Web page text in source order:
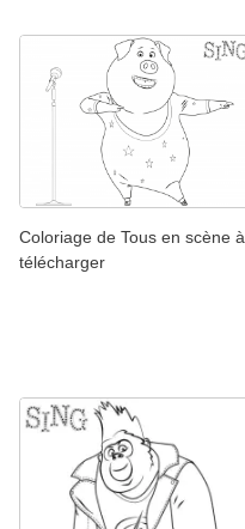
Coloriage de Tous en scène à
télécharger